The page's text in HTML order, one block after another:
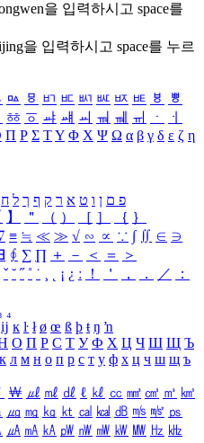
을 입력하시고 space를
을 입력하시고 space를 누르
ㅰ ㅱ ㅲ ㅳ ㅴ ㅵ ㅶ ㅷ ㅸ
ㅹ
ㆅ ㆆ ㆇ ㆈ ㆉ ㆊ ㆋ ㆌ ㆍ
ㆎ
Π Ρ Σ ΤΥ Φ Χ Ψ Ω α β γ δ ε ζ η
פ ם ן ו ט א ר ק ף ך ל ח
】 ＂ （ ） ［ ］ ｛ ｝
≡ ≒ ≪ ≫ √ ∽ ∝ ∵ ∫ ∬ ∈ ∋
∮ ∑ ∏ ＋ － ＜ ＝
＞
ˇ ˘ ˝ ˚ ˙ ¸ ¡ ¿ ː ！ ＇ ， ． ／
：
₄
ĳ ĸ ŀ ł ø œ ß þ ŧ ŋ ŉ
О П Р С Т У Ф Х Ц Ч Ш Щ Ъ
к л м н о п р с т у ф х ц ч ш щ ъ
￦ ㎕ ㎖ ㎗ ℓ ㎘ ㏄ ㎣ ㎤ ㎥ ㎦
㎍ ㎎ ㎏ ㏏ ㎈ ㎉ ㏈ ㎧ ㎨ ㎰
㎂ ㎃ ㎄ ㎺ ㎻ ㎽ ㎾ ㎿ ㎐ ㎑